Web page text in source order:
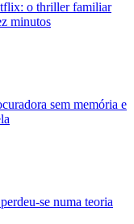
o thriller familiar
minutos
sem memória e
se numa teoria